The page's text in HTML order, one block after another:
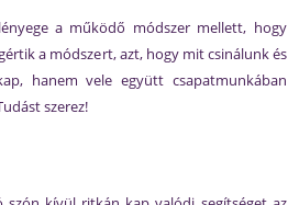
a működő módszer mellett, hogy
a módszert, azt, hogy mit csinálunk és
hanem vele együtt csapatmunkában
szerez!